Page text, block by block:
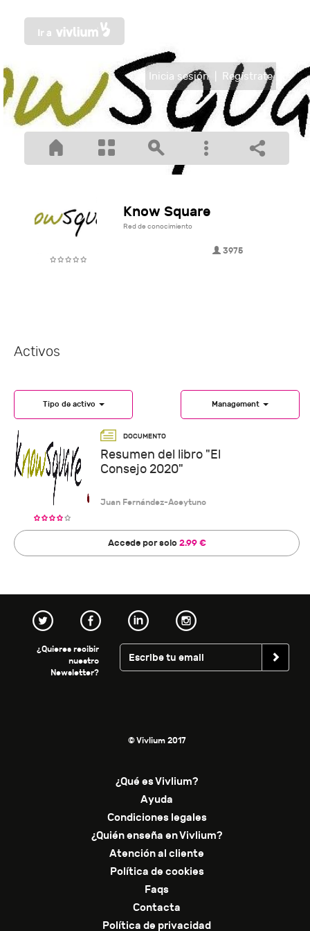
Inicia sesión Regístrate
Know Square
Red de conocimiento
3975
Activos
Tipo de activo Management
Resumen del libro "El
Consejo 2020"
Juan Fernández-Aceytuno
Accede por solo2.99 €
¿Quieres recibir
nuestro
Newsletter?
© Vivlium 2017
¿Qué es Vivlium?
Ayuda
Condiciones legales
¿Quién enseña en Vivlium?
Atención al cliente
Política de cookies
Faqs
Contacta
Política de privacidad